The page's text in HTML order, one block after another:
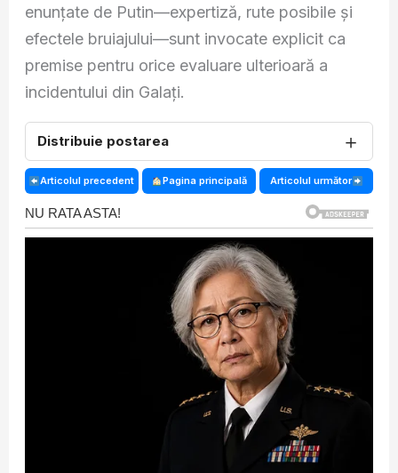
enunțate de Putin—expertiză, rute posibile și
efectele bruiajului—sunt invocate explicit ca
premise pentru orice evaluare ulterioară a
incidentului din Galați.
Distribuie postarea ＋
Articolul precedent Pagina principală Articolul următor